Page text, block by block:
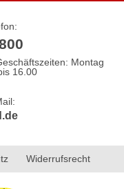
Montag
16.00
Widerrufsrecht